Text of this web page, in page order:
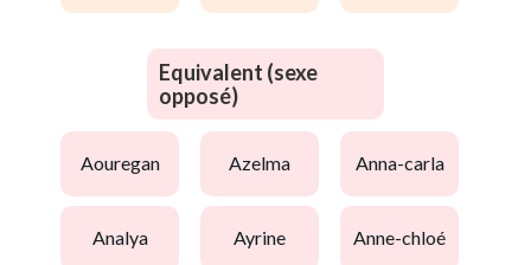
Equivalent (sexe
opposé)
aouregan azelma anna-carla
analya ayrine anne-chloé